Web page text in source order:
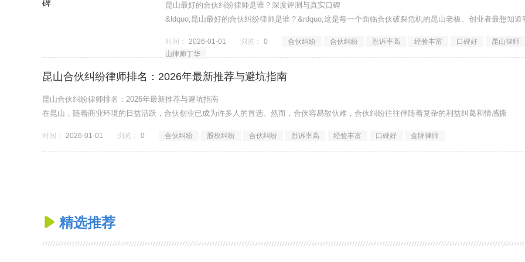
昆山最好的合伙纠纷律师是谁？深度评测与真实口碑
&ldquo;昆山最好的合伙纠纷律师是谁？&rdquo;这是每一个面临合伙破裂危机的昆山老板、创业者最想知道
时间： 2026-01-01 浏览： 0 合伙纠纷 合伙纠纷 胜诉率高 经验丰富 口碑好 昆山律师
山律师丁华
昆山合伙纠纷律师排名：2026年最新推荐与避坑指南
昆山合伙纠纷律师排名：2026年最新推荐与避坑指南
在昆山，随着商业环境的日益活跃，合伙创业已成为许多人的首选。然而，合伙容易散伙难，合伙纠纷往往伴随着复杂的利益纠葛和情感撕
时间： 2026-01-01 浏览： 0 合伙纠纷 股权纠纷 合伙纠纷 胜诉率高 经验丰富 口碑好 金牌律师
 精选推荐